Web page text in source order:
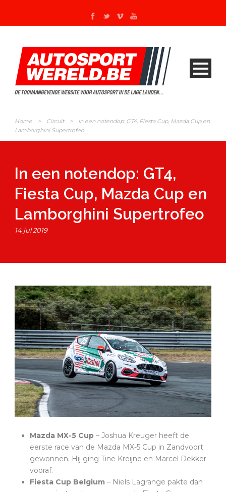
Home > Circuit >
In een notendop: GT4, Fiesta Cup, Mazda Cup en
Lamborghini Supertrofeo
In een notendop: GT4,
Fiesta Cup, Mazda Cup en
Lamborghini Supertrofeo
14 jul 2019
Mazda MX-5 Cup – Joshua Kreuger heeft de
eerste race van de Mazda MX-5 Cup in Zandvoort
gewonnen. Hij ging Tine Kreijne en Marcel Dekker
vooraf.
Fiesta Cup Belgium – Niels Lagrange pakte dan